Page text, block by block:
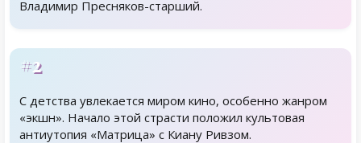
Владимир Пресняков-старший.
#2
С детства увлекается миром кино, особенно жанром
«экшн». Начало этой страсти положил культовая
антиутопия «Матрица» с Киану Ривзом.